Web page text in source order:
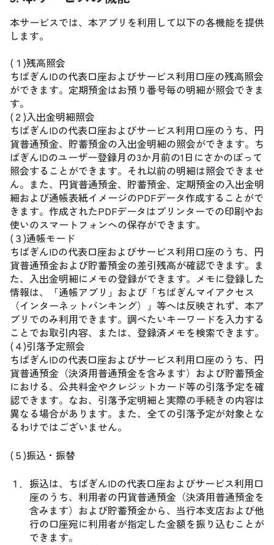
本サービスでは、本アプリを利用して以下の各機能を提供
します。
(１)残高照会
ちばぎんIDの代表口座およびサービス利用口座の残高照会
ができます。定期預金はお預り番号毎の明細が照会できま
す。
(２)入出金明細照会
ちばぎんIDの代表口座およびサービス利用口座のうち、円
貨普通預金、貯蓄預金の入出金明細の照会ができます。ち
ばぎんIDのユーザー登録月の3か月前の1日にさかのぼって
照会することができます。それ以前の明細は照会できませ
ん。また、円貨普通預金、貯蓄預金、定期預金の入出金明
細および通帳表紙イメージのPDFデータ作成することがで
きます。作成されたPDFデータはプリンターでの印刷やお
使いのスマートフォンへの保存ができます。
(３)通帳モード
ちばぎんIDの代表口座およびサービス利用口座のうち、円
貨普通預金および貯蓄預金の差引残高が確認できます。ま
た、入出金明細にメモの登録ができます。メモに登録した
情報は、「通帳アプリ」および「ちばぎんマイアクセス
（インターネットバンキング）」等へは反映されず、本ア
プリでのみ利用できます。調べたいキーワードを入力する
ことでお取引内容、または、登録済メモを検索できます。
(４)引落予定照会
ちばぎんIDの代表口座およびサービス利用口座のうち、円
貨普通預金（決済用普通預金を含みます）および貯蓄預金
における、公共料金やクレジットカード等の引落予定を確
認できます。なお、引落予定明細と実際の手続きの内容は
異なる場合があります。また、全ての引落予定が対象とな
るわけではございません。
(５)振込・振替
１． 振込は、ちばぎんIDの代表口座およびサービス利用口
座のうち、利用者の円貨普通預金（決済用普通預金を
含みます）および貯蓄預金から、当行本支店および他
行の口座宛に利用者が指定した金額を振り込むことが
できます。